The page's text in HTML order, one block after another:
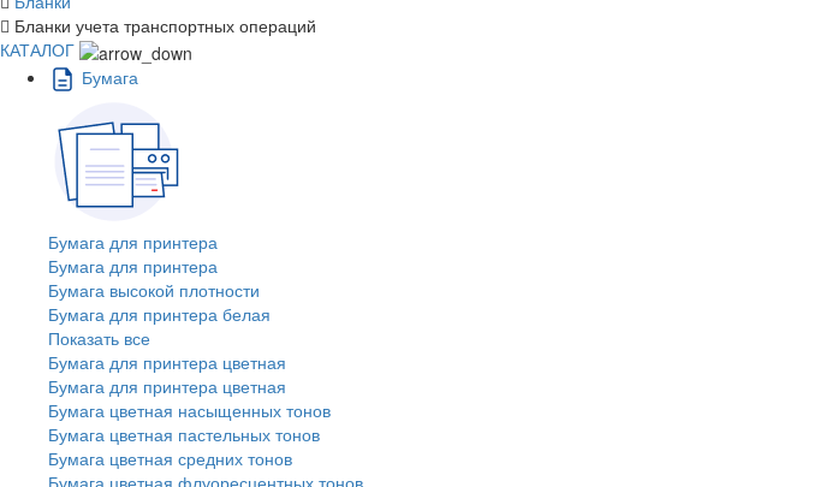
Бланки учета транспортных операций
КАТАЛОГ
Бумага
Бумага для принтера
Бумага для принтера
Бумага высокой плотности
Бумага для принтера белая
Показать все
Бумага для принтера цветная
Бумага для принтера цветная
Бумага цветная насыщенных тонов
Бумага цветная пастельных тонов
Бумага цветная средних тонов
Бумага цветная флуоресцентных тонов